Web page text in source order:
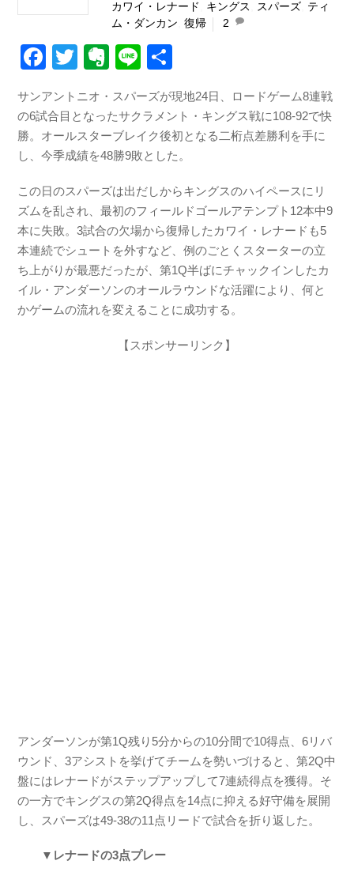
カワイ・レナード キングス スパーズ ティ
ム・ダンカン ,復帰 2
F
c
e
b
o
o
k
T
tt
er
E
er
n
ot
e
Li
e
有
サンアントニオ・スパーズが現地24日、ロードゲーム8連戦
の6試合目となったサクラメント・キングス戦に108-92で快
勝。オールスターブレイク後初となる二桁点差勝利を手に
し、今季成績を48勝9敗とした。
この日のスパーズは出だしからキングスのハイペースにリ
ズムを乱され、最初のフィールドゴールアテンプト12本中9
本に失敗。3試合の欠場から復帰したカワイ・レナードも5
本連続でシュートを外すなど、例のごとくスターターの立
ち上がりが最悪だったが、第1Q半ばにチャックインしたカ
イル・アンダーソンのオールラウンドな活躍により、何と
かゲームの流れを変えることに成功する。
【スポンサーリンク】
アンダーソンが第1Q残り5分からの10分間で10得点、6リバ
ウンド、3アシストを挙げてチームを勢いづけると、第2Q中
盤にはレナードがステップアップして7連続得点を獲得。そ
の一方でキングスの第2Q得点を14点に抑える好守備を展開
し、スパーズは49-38の11点リードで試合を折り返した。
▼レナードの3点プレー